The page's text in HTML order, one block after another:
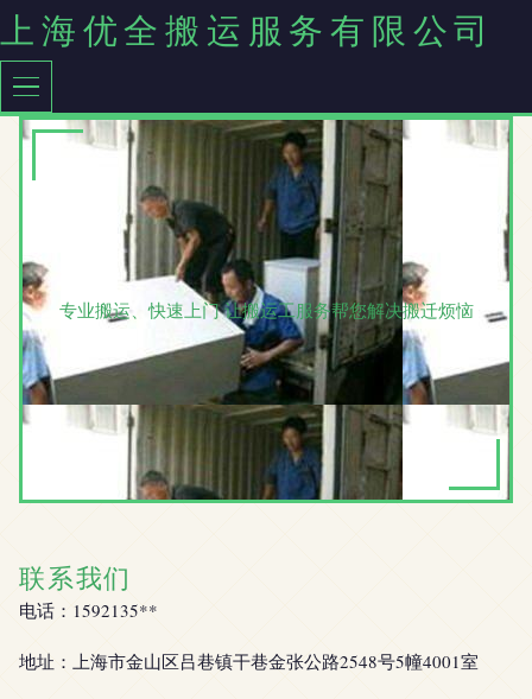
上海优全搬运服务有限公司
专业搬运、快速上门 让搬运工服务帮您解决搬迁烦恼
联系我们
电话：1592135**
地址：上海市金山区吕巷镇干巷金张公路2548号5幢4001室